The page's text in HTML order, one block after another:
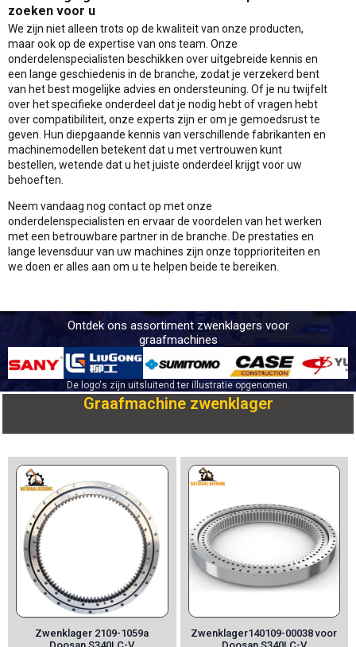
zoeken voor u
We zijn niet alleen trots op de kwaliteit van onze producten,
maar ook op de expertise van ons team. Onze
onderdelenspecialisten beschikken over uitgebreide kennis en
een lange geschiedenis in de branche, zodat je verzekerd bent
van het best mogelijke advies en ondersteuning. Of je nu twijfelt
over het specifieke onderdeel dat je nodig hebt of vragen hebt
over compatibiliteit, onze experts zijn er om je gemoedsrust te
geven. Hun diepgaande kennis van verschillende fabrikanten en
machinemodellen betekent dat u met vertrouwen kunt
bestellen, wetende dat u het juiste onderdeel krijgt voor uw
behoeften.
Neem vandaag nog contact op met onze
onderdelenspecialisten en ervaar de voordelen van het werken
met een betrouwbare partner in de branche. De prestaties en
lange levensduur van uw machines zijn onze topprioriteiten en
we doen er alles aan om u te helpen beide te bereiken.
Ontdek ons assortiment zwenklagers voor
graafmachines
De logo's zijn uitsluitend ter illustratie opgenomen.
Graafmachine zwenklager
Zwenklager 2109-1059a
Zwenklager140109-00038 voor